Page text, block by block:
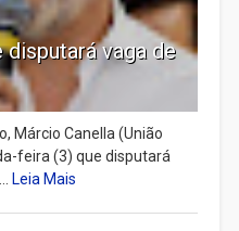
disputará vaga de
Márcio Canella (União
feira (3) que disputará
Leia Mais